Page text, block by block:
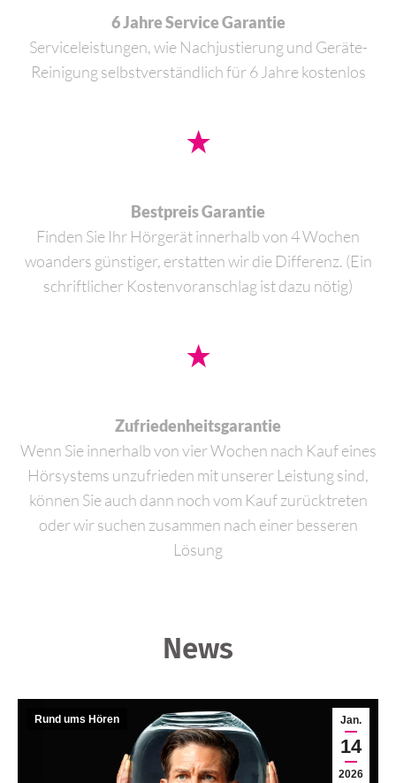
6 Jahre Service Garantie
Serviceleistungen, wie Nachjustierung und Geräte-
Reinigung selbstverständlich für 6 Jahre kostenlos
Bestpreis Garantie
Finden Sie Ihr Hörgerät innerhalb von 4 Wochen
woanders günstiger, erstatten wir die Differenz. (Ein
schriftlicher Kostenvoranschlag ist dazu nötig)
Zufriedenheitsgarantie
Wenn Sie innerhalb von vier Wochen nach Kauf eines
Hörsystems unzufrieden mit unserer Leistung sind,
können Sie auch dann noch vom Kauf zurücktreten
oder wir suchen zusammen nach einer besseren
Lösung
News
Jan.
14
2026
Rund ums Hören